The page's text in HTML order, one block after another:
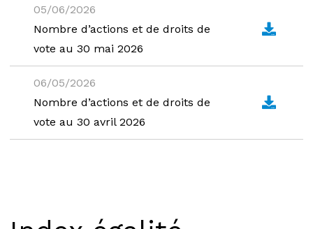
05/06/2026
Nombre d’actions et de droits de
vote au 30 mai 2026
06/05/2026
Nombre d’actions et de droits de
vote au 30 avril 2026